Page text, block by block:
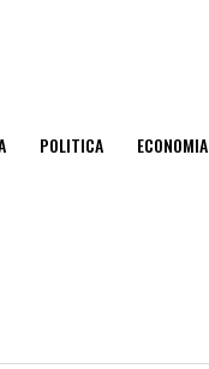
POLITICA ECONOMIA